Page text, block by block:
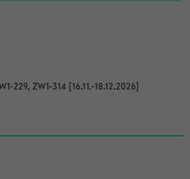
229, ZW1-314 [16.11.-18.12.2026]